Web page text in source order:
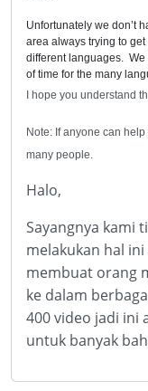
Unfortunately we don’t
area always trying to
different languages. We
of time for the many
I hope you understand
Note: If anyone can
many people.
Halo,
Sayangnya kami
melakukan hal
membuat orang
ke dalam
400 video jadi ini
untuk banyak